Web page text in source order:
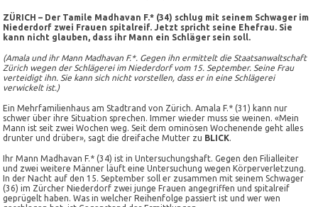
ZÜRICH – Der Tamile Madhavan F.* (34) schlug mit seinem Schwager im
Niederdorf zwei Frauen spitalreif. Jetzt spricht seine Ehefrau. Sie
kann nicht glauben, dass ihr Mann ein Schläger sein soll.
(Amala und ihr Mann Madhavan F.*. Gegen ihn ermittelt die Staatsanwaltschaft
Zürich wegen der Schlägerei im Niederdorf vom 15. September. Seine Frau
verteidigt ihn. Sie kann sich nicht vorstellen, dass er in eine Schlägerei
verwickelt ist.)
Ein Mehrfamilienhaus am Stadtrand von Zürich. Amala F.* (31) kann nur
schwer über ihre Situation sprechen. Immer wieder muss sie weinen. «Mein
Mann ist seit zwei Wochen weg. Seit dem ominösen Wochenende geht alles
drunter und drüber», sagt die dreifache Mutter zu BLICK.
Ihr Mann Madhavan F.* (34) ist in Untersuchungshaft. Gegen den Filialleiter
und zwei weitere Männer läuft eine Untersuchung wegen Körperverletzung.
In der Nacht auf den 15. September soll er zusammen mit seinem Schwager
(36) im Zürcher Niederdorf zwei junge Frauen angegriffen und spitalreif
geprügelt haben. Was in welcher Reihenfolge passiert ist und wer wen